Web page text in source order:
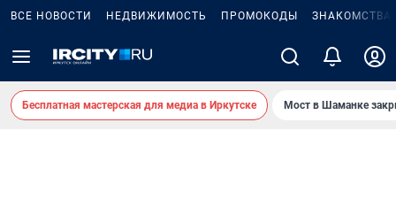
ВСЕ НОВОСТИ НЕДВИЖИМОСТЬ ПРОМОКОДЫ ЗНАКОМСТВА
Бесплатная мастерская для медиа в Иркутске Мост в Шаманке